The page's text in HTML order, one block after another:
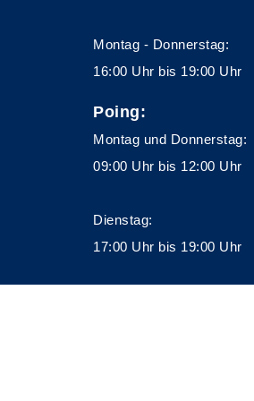
Montag - Donnerstag:
16:00 Uhr bis 19:00 Uhr
Poing:
Montag und Donnerstag:
09:00 Uhr bis 12:00 Uhr
Dienstag:
17:00 Uhr bis 19:00 Uhr